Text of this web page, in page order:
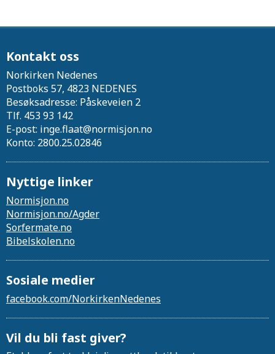
Kontakt oss
Norkirken Nedenes
Postboks 57, 4823 NEDENES
Besøksadresse: Påskeveien 2
Tlf. 453 93 142
E-post: inge.flaat@normisjon.no
Konto: 2800.25.02846
Nyttige linker
Normisjon.no
Normisjon.no/Agder
Sor.fermate.no
Bibelskolen.no
Sosiale medier
facebook.com/NorkirkenNedenes
Vil du bli fast giver?